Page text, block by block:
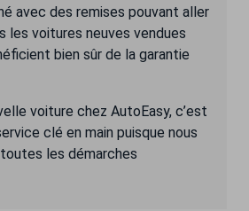
avec des remises pouvant aller
les voitures neuves vendues
bien sûr de la garantie
voiture chez AutoEasy, c’est
clé en main puisque nous
les démarches